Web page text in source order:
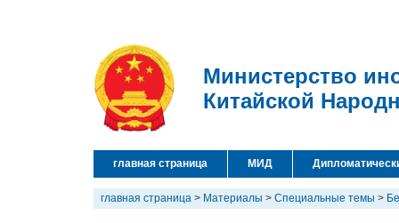
Министерство
Китайской
главная страница МИД
главная страница > Материалы > Специальные темы >